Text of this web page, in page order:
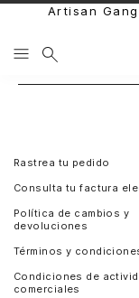
Artisan
Rastrea tu pedido
Consulta tu factura
Política de cambios y
devoluciones
Términos y
Condiciones de
comerciales